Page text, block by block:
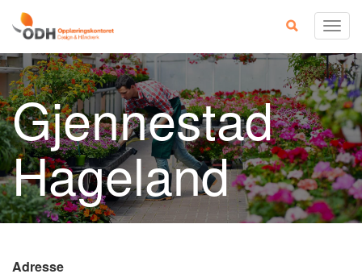
Skip
content
Gjennestad
Hageland
Adresse